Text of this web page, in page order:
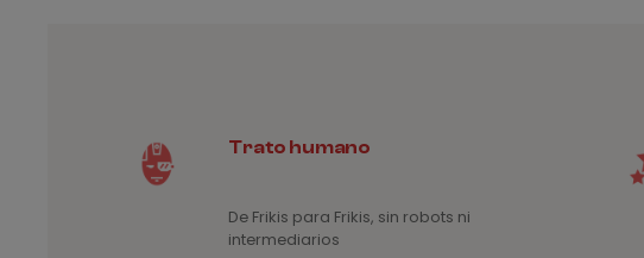
Trato humano
De Frikis para Frikis, sin robots ni
intermediarios